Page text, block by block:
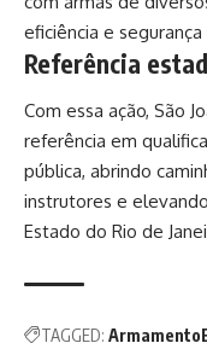
eficiência e
Referência
Com essa ação, São
referência em
pública, abrindo
instrutores e
Estado do Rio de
TAGGED: